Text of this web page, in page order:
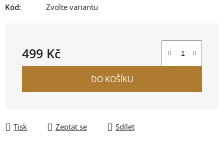
Kód:
Zvolte variantu
499 Kč
Měrná cena:
DO KOŠÍKU
Tisk Zeptat se Sdílet